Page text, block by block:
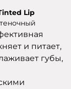
Lip
и питает,
губы,